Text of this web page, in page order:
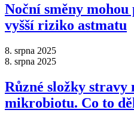
Noční směny
vyšší riziko astmatu
8. srpna 2025
8. srpna 2025
Různé složky stravy
mikrobiotu. Co to